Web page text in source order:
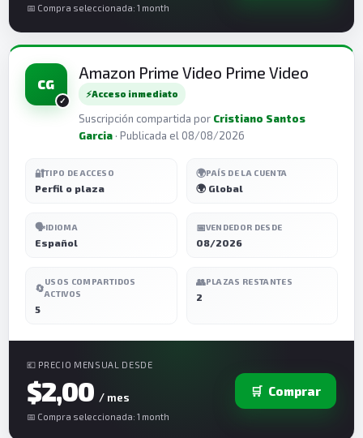
📅 Compra seleccionada: 1 month
CG
Amazon Prime Video Prime Video
⚡Acceso inmediato
Suscripción compartida por Cristiano Santos
Garcia · Publicada el 08/08/2026
🔐TIPO DE ACCESO
Perfil o plaza
🌍PAÍS DE LA CUENTA
🌍 Global
🗣️IDIOMA
Español
📅VENDEDOR DESDE
08/2026
🔄
USOS COMPARTIDOS
ACTIVOS
5
👥PLAZAS RESTANTES
2
💶 PRECIO MENSUAL DESDE
$2,00 / mes
📅 Compra seleccionada: 1 month
🛒 Comprar